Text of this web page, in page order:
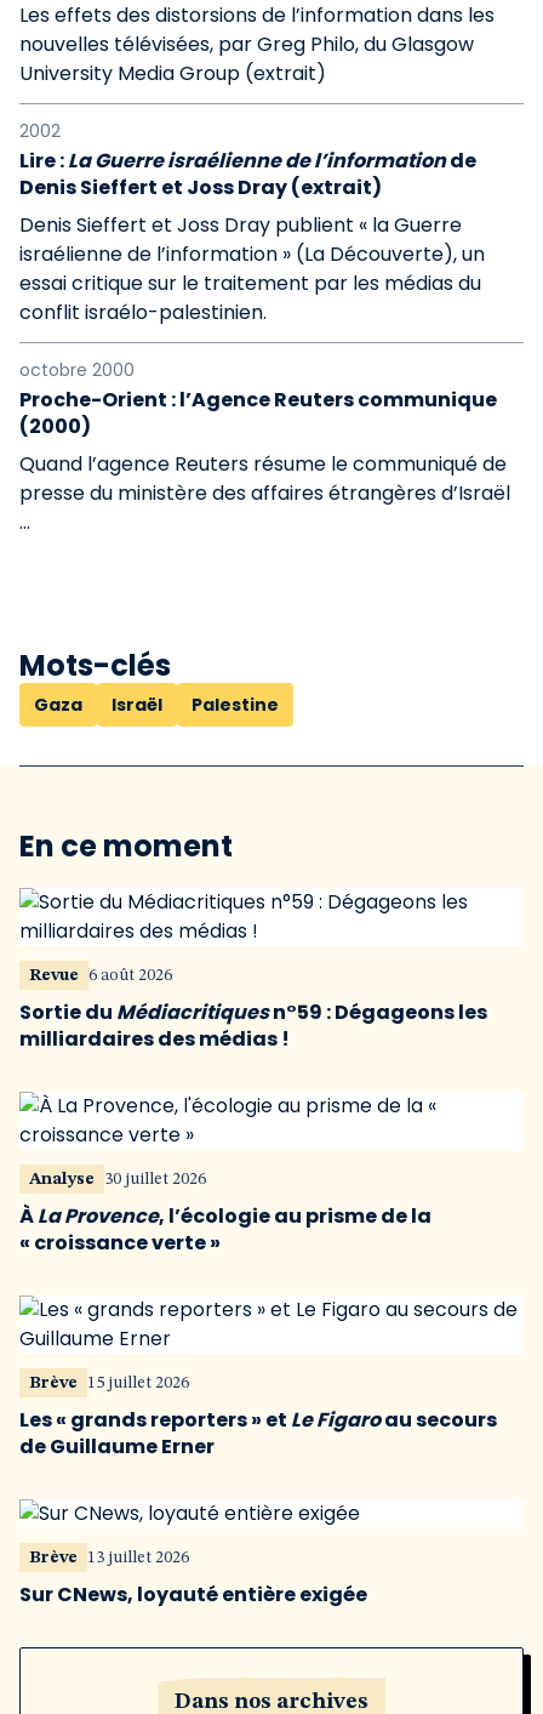
Les effets des distorsions de l’information dans les
nouvelles télévisées, par Greg Philo, du Glasgow
University Media Group (extrait)
2002
Lire :La Guerre israélienne de l’informationde
Denis Sieffert et Joss Dray (extrait)
Denis Sieffert et Joss Dray publient « la Guerre
israélienne de l’information » (La Découverte), un
essai critique sur le traitement par les médias du
conflit israélo-palestinien.
octobre 2000
Proche-Orient : l’Agence Reuters communique
(2000)
Quand l’agence Reuters résume le communiqué de
presse du ministère des affaires étrangères d’Israël
…
Mots-clés
Gaza Israël Palestine
En ce moment
Revue 6 août 2026
Sortie du Médiacritiquesn°59 : Dégageons les
milliardaires des médias !
Analyse 30 juillet 2026
ÀLa Provence, l’écologie au prisme de la
« croissance verte »
Brève 15 juillet 2026
Les « grands reporters » et Le Figaroau secours
de Guillaume Erner
Brève 13 juillet 2026
Sur CNews, loyauté entière exigée
Dans nos archives